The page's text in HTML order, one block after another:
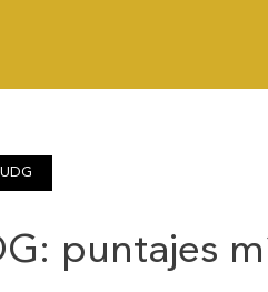
puntajes